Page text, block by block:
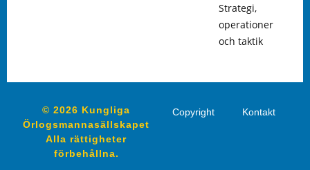
Strategi,
operationer
och taktik
© 2026 Kungliga
Örlogsmannasällskapet
Alla rättigheter
förbehållna.
Copyright Kontakt